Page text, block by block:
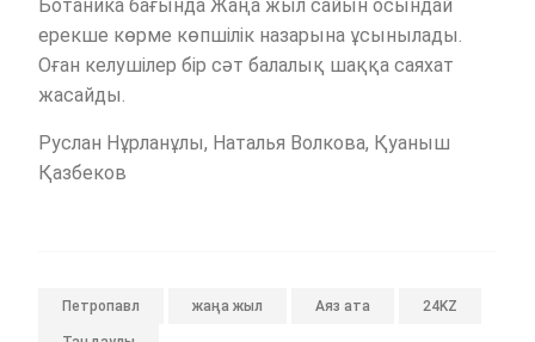
Ботаника бағында Жаңа жыл сайын осындай
ерекше көрме көпшілік назарына ұсынылады.
Оған келушілер бір сәт балалық шаққа саяхат
жасайды.
Руслан Нұрланұлы, Наталья Волкова, Қуаныш
Қазбеков
Петропавл жаңа жыл Аяз ата 24KZ